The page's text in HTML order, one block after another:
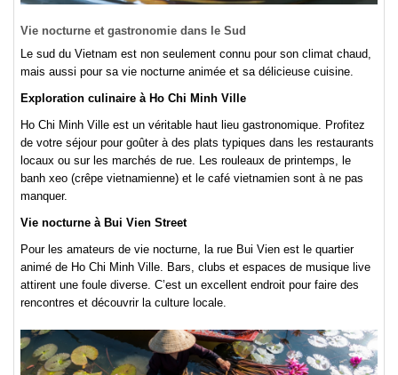
Vie nocturne et gastronomie dans le Sud
Le sud du Vietnam est non seulement connu pour son climat chaud,
mais aussi pour sa vie nocturne animée et sa délicieuse cuisine.
Exploration culinaire à Ho Chi Minh Ville
Ho Chi Minh Ville est un véritable haut lieu gastronomique. Profitez
de votre séjour pour goûter à des plats typiques dans les restaurants
locaux ou sur les marchés de rue. Les rouleaux de printemps, le
banh xeo (crêpe vietnamienne) et le café vietnamien sont à ne pas
manquer.
Vie nocturne à Bui Vien Street
Pour les amateurs de vie nocturne, la rue Bui Vien est le quartier
animé de Ho Chi Minh Ville. Bars, clubs et espaces de musique live
attirent une foule diverse. C’est un excellent endroit pour faire des
rencontres et découvrir la culture locale.